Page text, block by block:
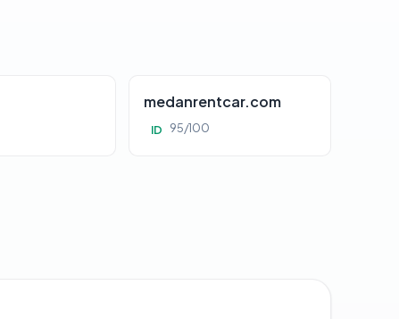
medanrentcar.com
ID 95/100